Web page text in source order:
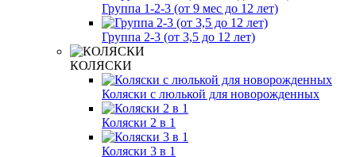
Группа 1-2-3 (от 9 мес до 12 лет)
Группа 2-3 (от 3,5 до 12 лет)
КОЛЯСКИ
Коляски с люлькой для новорожденных
Коляски 2 в 1
Коляски 3 в 1